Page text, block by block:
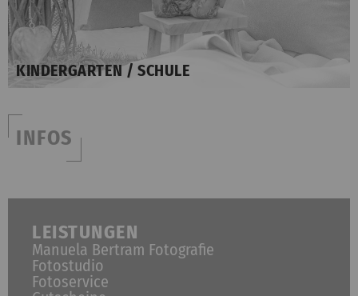
KINDERGARTEN / SCHULE
INFOS
LEISTUNGEN
Manuela Bertram Fotografie
Fotostudio
Fotoservice